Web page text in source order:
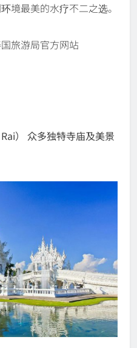
境最美的水疗不二之选。
旅游局官方网站
） 众多独特寺庙及美景